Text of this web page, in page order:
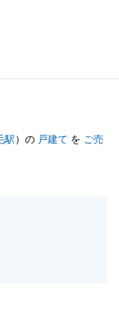
ただきます。
駅）の 戸建て を ご売